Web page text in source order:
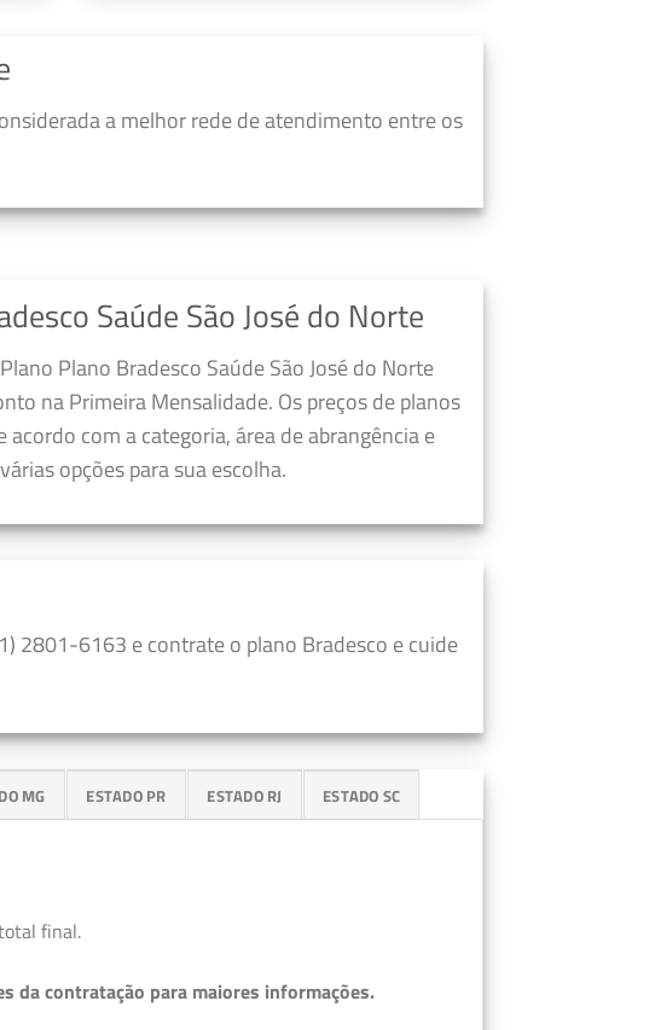
a melhor rede de atendimento entre os
Saúde São José do Norte
Plano Bradesco Saúde São José do Norte
na Primeira Mensalidade. Os preços de planos
acordo com a categoria, área de abrangência e
opções para sua escolha.
2801-6163 e contrate o plano Bradesco e cuide
MG ESTADO PR ESTADO RJ ESTADO SC
final.
da contratação para maiores informações.